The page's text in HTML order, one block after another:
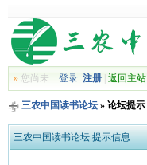
»您尚未 登录 注册| 返回主站|
三农中国读书论坛» 论坛提示
三农中国读书论坛 提示信息